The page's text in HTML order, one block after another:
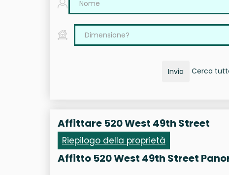
Invia Cerca
Affittare 520 West 49th Street
Riepilogo della proprietà
Affitto 520 West 49th Street